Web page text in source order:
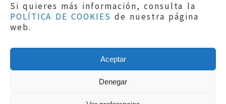
Si quieres más información, consulta la
POLÍTICA DE COOKIES de nuestra página
web.
Aceptar
Denegar
Aviso legal|Política de privacidad|
Protección de Datos
Política de cookies
Copyright © 2019El Justicia de Aragón|
Sephor Consulting